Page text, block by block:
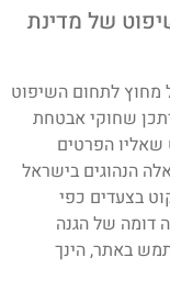
של מדינת
מחוץ לתחום השיפוט
שחוקי אבטחת
שאליו הפרטים
הנהוגים בישראל
בצעדים כפי
דומה של הגנה
באתר, הינך